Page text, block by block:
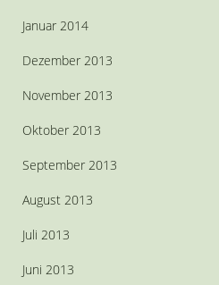
Januar 2014
Dezember 2013
November 2013
Oktober 2013
September 2013
August 2013
Juli 2013
Juni 2013